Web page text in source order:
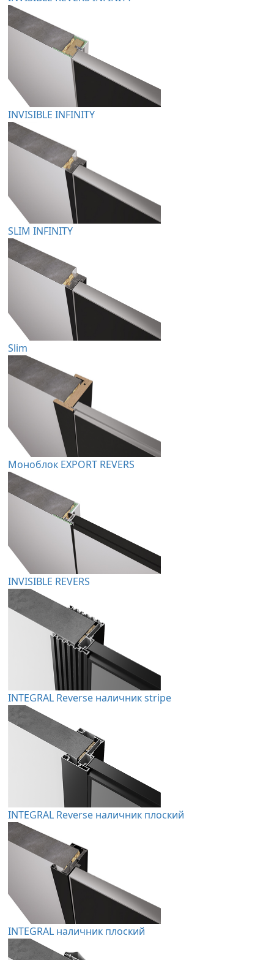
INVISIBLE INFINITY
SLIM INFINITY
Slim
Моноблок EXPORT REVERS
INVISIBLE REVERS
INTEGRAL Reverse наличник stripe
INTEGRAL Reverse наличник плоский
INTEGRAL наличник плоский